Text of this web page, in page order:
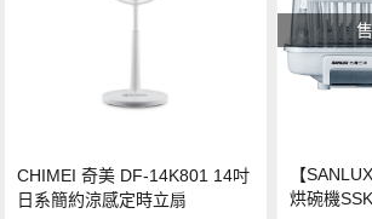
CHIMEI 奇美 DF-14K801 14吋
日系簡約涼感定時立扇
【
烘碗機